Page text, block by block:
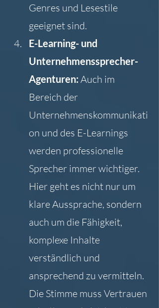
Genres und Lesestile
geeignet sind.
E-Learning- und
Unternehmenssprecher-
Agenturen: Auch im
Bereich der
Unternehmenskommunikati
on und des E-Learnings
werden professionelle
Sprecher immer wichtiger.
Hier geht es nicht nur um
klare Aussprache, sondern
auch um die Fähigkeit,
komplexe Inhalte
verständlich und
ansprechend zu vermitteln.
Die Stimme muss Vertrauen